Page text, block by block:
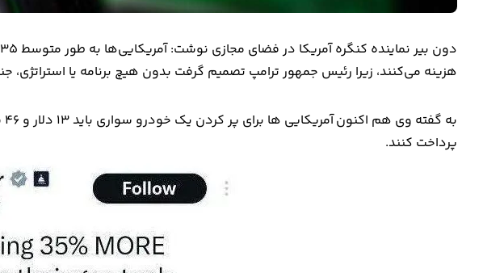
هزینه می‌کنند، زیرا رئیس جمهور ترامپ تصمیم گرفت بدون هیچ برنامه یا استراتژی،
پرداخت کنند.